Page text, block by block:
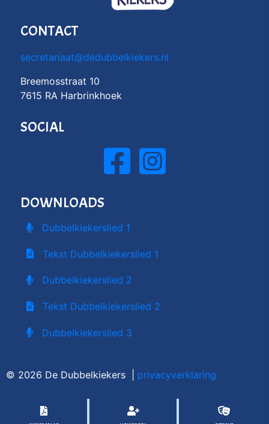
CONTACT
secretariaat@dedubbelkiekers.nl
Breemosstraat 10
7615 RA Harbrinkhoek
SOCIAL
DOWNLOADS
Dubbelkiekerslied 1
Tekst Dubbelkiekerslied 1
Dubbelkiekerslied 2
Tekst Dubbelkiekerslied 2
Dubbelkiekerslied 3
© 2026 De Dubbelkiekers | privacyverklaring